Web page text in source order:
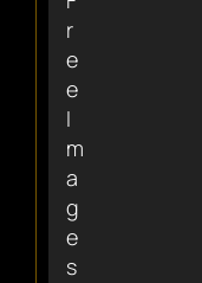
r
e
e
I
m
a
g
e
s